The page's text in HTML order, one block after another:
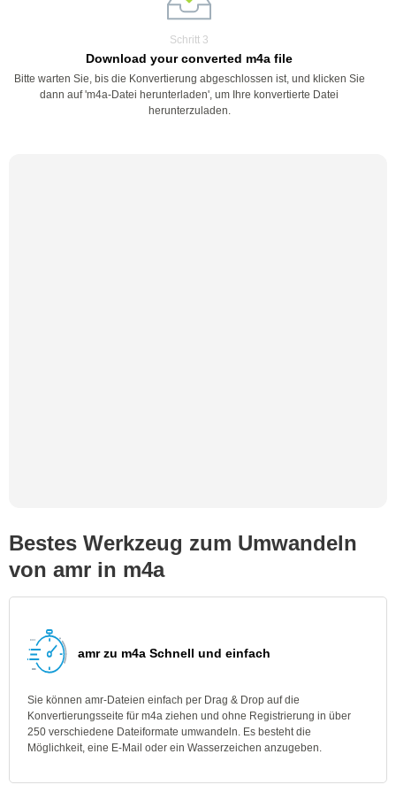
Schritt 3
Download your converted m4a file
Bitte warten Sie, bis die Konvertierung abgeschlossen ist, und klicken Sie
dann auf 'm4a-Datei herunterladen', um Ihre konvertierte Datei
herunterzuladen.
Bestes Werkzeug zum Umwandeln
von amr in m4a
amr zu m4a Schnell und einfach
Sie können amr-Dateien einfach per Drag & Drop auf die
Konvertierungsseite für m4a ziehen und ohne Registrierung in über
250 verschiedene Dateiformate umwandeln. Es besteht die
Möglichkeit, eine E-Mail oder ein Wasserzeichen anzugeben.